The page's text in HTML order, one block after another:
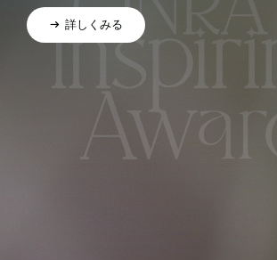
詳しくみる